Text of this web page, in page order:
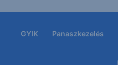
GYIK Panaszkezelés